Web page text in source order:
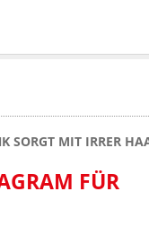
SORGT MIT IRRER
FÜR